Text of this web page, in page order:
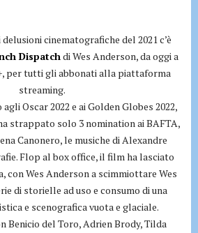
cinematografiche del 2021 c’è
Dispatchdi Wes Anderson, da oggi a
per tutti gli abbonati alla piattaforma
streaming.
Oscar 2022 e ai Golden Globes 2022,
strappato solo 3 nomination ai BAFTA,
Canonero, le musiche di Alexandre
Flop al box office, il film ha lasciato
con Wes Anderson a scimmiottare Wes
di storielle ad uso e consumo di una
e scenografica vuota e glaciale.
Benicio del Toro, Adrien Brody, Tilda